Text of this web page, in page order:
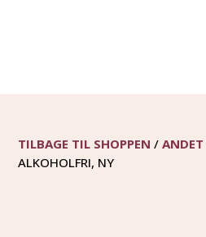
TILBAGE TIL SHOPPEN /ANDET
ALKOHOLFRI, NY